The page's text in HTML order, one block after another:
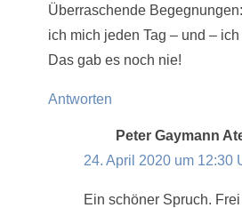
Überraschende
ich mich jeden Tag – und –
Das gab es noch nie!
Antworten
Peter Gaymann
24. April 2020 um 12:30
Ein schöner Spruch.